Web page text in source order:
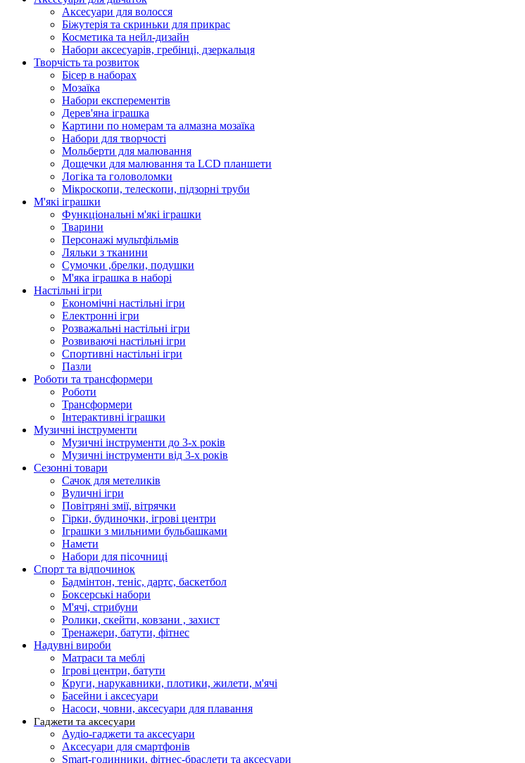
Аксесуари для волосся
Біжутерія та скриньки для прикрас
Косметика та нейл-дизайн
Набори аксесуарів, гребінці, дзеркальця
Творчість та розвиток
Бісер в наборах
Мозаїка
Набори експерементів
Дерев'яна іграшка
Картини по номерам та алмазна мозаїка
Набори для творчості
Мольберти для малювання
Дощечки для малювання та LCD планшети
Логіка та головоломки
Мікроскопи, телескопи, підзорні труби
М'які іграшки
Функціональні м'які іграшки
Тварини
Персонажі мультфільмів
Ляльки з тканини
Сумочки ,брелки, подушки
М'яка іграшка в наборі
Настільні ігри
Економічні настільні ігри
Електронні ігри
Розважальні настільні ігри
Розвиваючі настільні ігри
Спортивні настільні ігри
Пазли
Роботи та трансформери
Роботи
Трансформери
Інтерактивні іграшки
Музичні інструменти
Музичні інструменти до 3-х років
Музичні інструменти від 3-х років
Сезонні товари
Сачок для метеликів
Вуличні ігри
Повітряні змії, вітрячки
Гірки, будиночки, ігрові центри
Іграшки з мильними бульбашками
Намети
Набори для пісочниці
Спорт та відпочинок
Бадмінтон, теніс, дартс, баскетбол
Боксерські набори
М'ячі, стрибуни
Ролики, скейти, ковзани , захист
Тренажери, батути, фітнес
Надувні вироби
Матраси та меблі
Ігрові центри, батути
Круги, нарукавники, плотики, жилети, м'ячі
Басейни і аксесуари
Насоси, човни, аксесуари для плавання
Гаджети та аксесуари
Аудіо-гаджети та аксесуари
Аксесуари для смартфонів
Smart-годинники, фітнес-браслети та аксесуари